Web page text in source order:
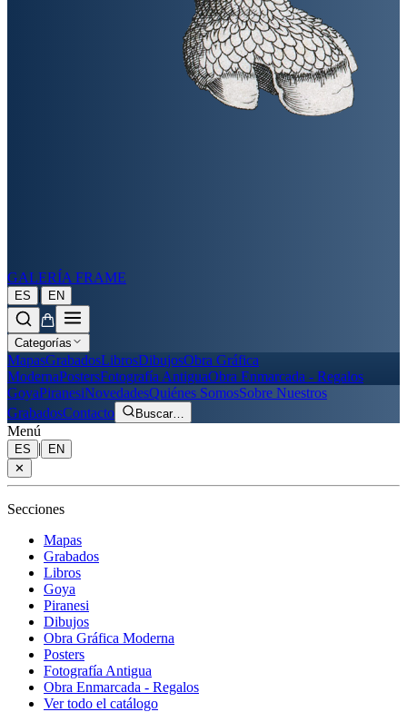
GALERÍA FRAME
ES | EN
Categorías
MapasGrabadosLibrosDibujosObra Gráfica
ModernaPostersFotografía AntiguaObra Enmarcada - Regalos
GoyaPiranesiNovedadesQuiénes SomosSobre Nuestros
GrabadosContacto Buscar…
Menú
ES |
EN
✕
Secciones
Mapas
Grabados
Libros
Goya
Piranesi
Dibujos
Obra Gráfica Moderna
Posters
Fotografía Antigua
Obra Enmarcada - Regalos
Ver todo el catálogo